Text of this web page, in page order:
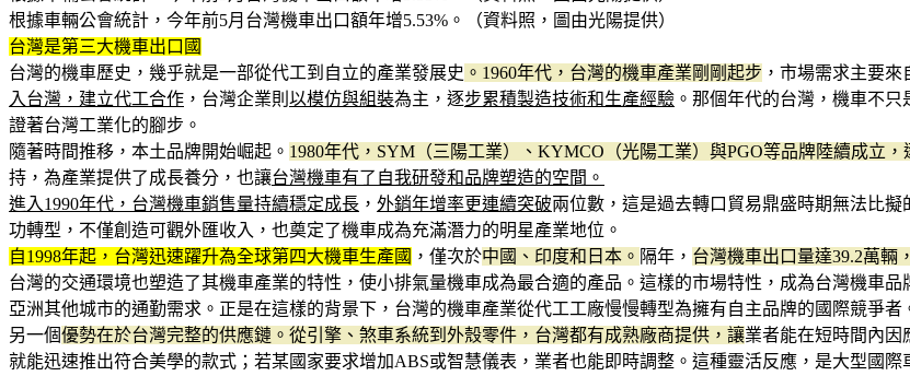
根據車輛公會統計，今年前5月台灣機車出口額年增5.53%。（資料照，圖由光陽提供）
台灣是第三大機車出口國
台灣的機車歷史，幾乎就是一部從代工到自立的產業發展史 。1960年代，台灣的機車產業剛剛起步 ，市場需求主要
入台灣，建立代工合作 ，台灣企業則 以模仿與組裝為主，逐步累積製造技術和生產經驗 。那個年代的台灣，機車不
證著台灣工業化的腳步。
隨著時間推移，本土品牌開始崛起。 1980年代，SYM（三陽工業）、KYMCO（光陽工業）與PGO等品牌陸續成立
持，為產業提供了成長養分，也讓台灣機車有了自我研發和品牌塑造的空間。
進入1990年代，台灣機車銷售量持續穩定成長 ， 外銷年增率更連續突破兩位數，這是過去轉口貿易鼎盛時期無法比
功轉型，不僅創造可觀外匯收入，也奠定了機車成為充滿潛力的明星產業地位。
自1998年起，台灣迅速躍升為全球第四大機車生產國 ，僅次於中國、印度和日本。 隔年， 台灣機車出口量達39.2萬輛
台灣的交通環境也塑造了其機車產業的特性，使小排氣量機車成為最合適的產品。這樣的市場特性，成為台灣機車
亞洲其他城市的通勤需求。正是在這樣的背景下，台灣的機車產業從代工工廠慢慢轉型為擁有自主品牌的國際競爭者
另一個優勢在於台灣完整的供應鏈。從引擎、煞車系統到外殼零件，台灣都有成熟廠商提供，讓業者能在短時間內因
就能迅速推出符合美學的款式；若某國家要求增加ABS或智慧儀表，業者也能即時調整。這種靈活反應，是大型國際